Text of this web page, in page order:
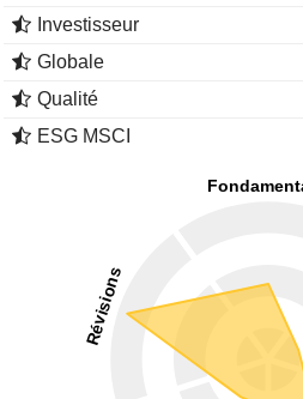
Investisseur
Globale
Qualité
ESG MSCI